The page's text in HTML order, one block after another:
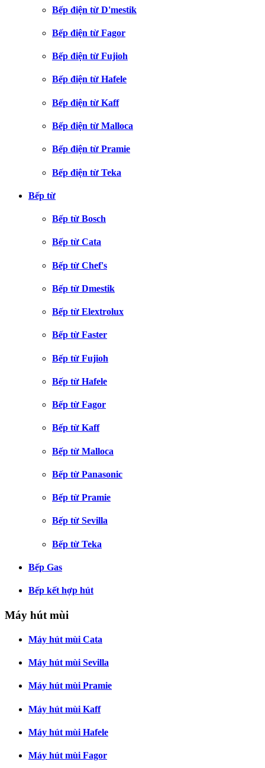
Bếp điện từ D'mestik
Bếp điện từ Fagor
Bếp điện từ Fujioh
Bếp điện từ Hafele
Bếp điện từ Kaff
Bếp điện từ Malloca
Bếp điện từ Pramie
Bếp điện từ Teka
Bếp từ
Bếp từ Bosch
Bếp từ Cata
Bếp từ Chef's
Bếp từ Dmestik
Bếp từ Elextrolux
Bếp từ Faster
Bếp từ Fujioh
Bếp từ Hafele
Bếp từ Fagor
Bếp từ Kaff
Bếp từ Malloca
Bếp từ Panasonic
Bếp từ Pramie
Bếp từ Sevilla
Bếp từ Teka
Bếp Gas
Bếp kết hợp hút
Máy hút mùi
Máy hút mùi Cata
Máy hút mùi Sevilla
Máy hút mùi Pramie
Máy hút mùi Kaff
Máy hút mùi Hafele
Máy hút mùi Fagor